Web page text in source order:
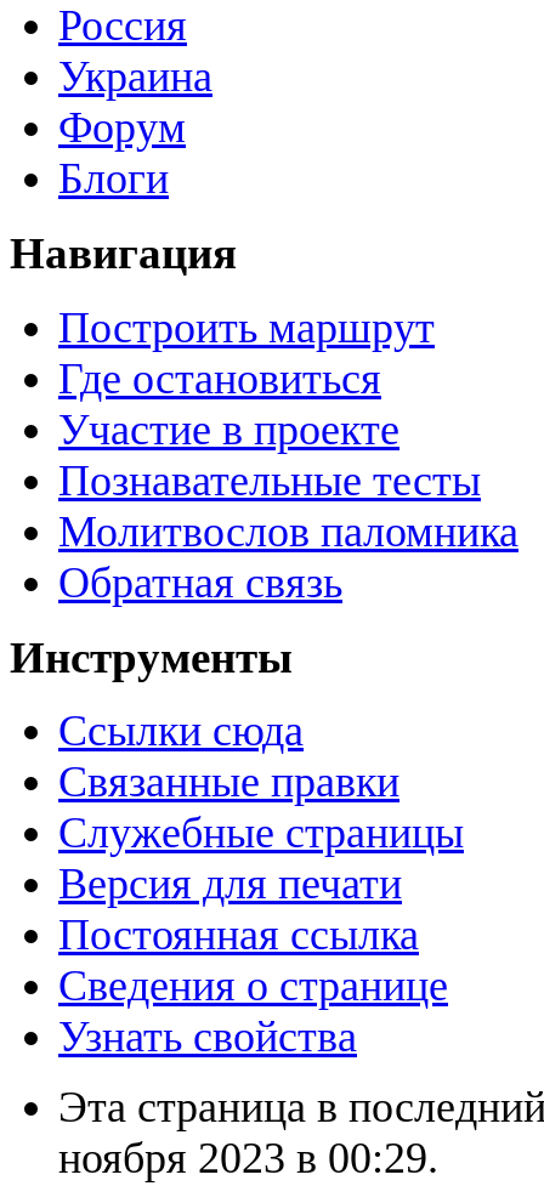
Россия
Украина
Форум
Блоги
Навигация
Построить маршрут
Где остановиться
Участие в проекте
Познавательные тесты
Молитвослов паломника
Обратная связь
Инструменты
Ссылки сюда
Связанные правки
Служебные страницы
Версия для печати
Постоянная ссылка
Сведения о странице
Узнать свойства
Эта страница в
ноября 2023 в 00:29.